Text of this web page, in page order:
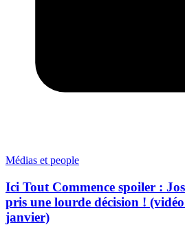
Médias et people
Ici Tout Commence spoiler :
pris une lourde décision !
janvier)